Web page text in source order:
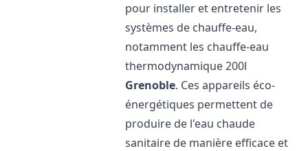
pour installer et entretenir les
systèmes de chauffe-eau,
notamment les chauffe-eau
thermodynamique 200l
Grenoble. Ces appareils éco-
énergétiques permettent de
produire de l'eau chaude
sanitaire de manière efficace et